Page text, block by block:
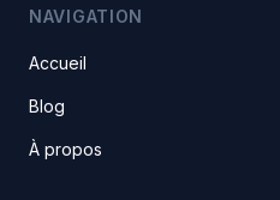
NAVIGATION
Accueil
Blog
À propos